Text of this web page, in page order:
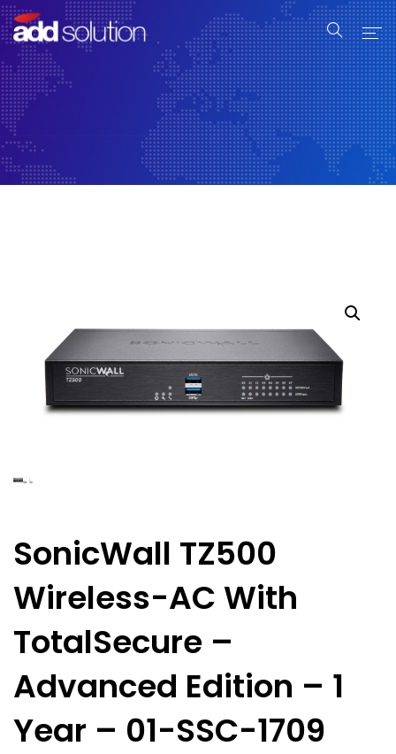
Home
Serviços
Produtos
SonicWall TZ500
Wireless-AC With
TotalSecure –
Advanced Edition – 1
Year – 01-SSC-1709